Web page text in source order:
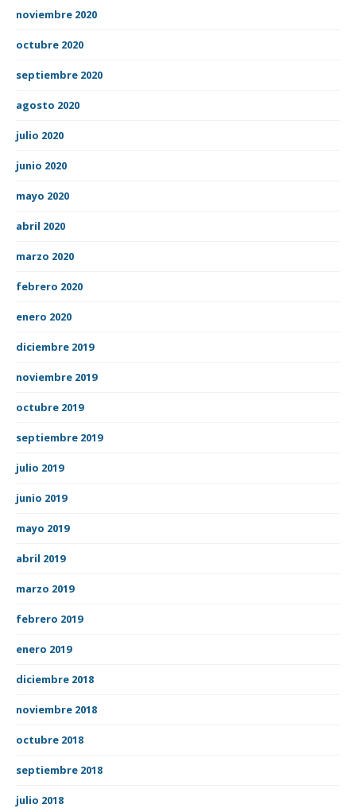
noviembre 2020
octubre 2020
septiembre 2020
agosto 2020
julio 2020
junio 2020
mayo 2020
abril 2020
marzo 2020
febrero 2020
enero 2020
diciembre 2019
noviembre 2019
octubre 2019
septiembre 2019
julio 2019
junio 2019
mayo 2019
abril 2019
marzo 2019
febrero 2019
enero 2019
diciembre 2018
noviembre 2018
octubre 2018
septiembre 2018
julio 2018